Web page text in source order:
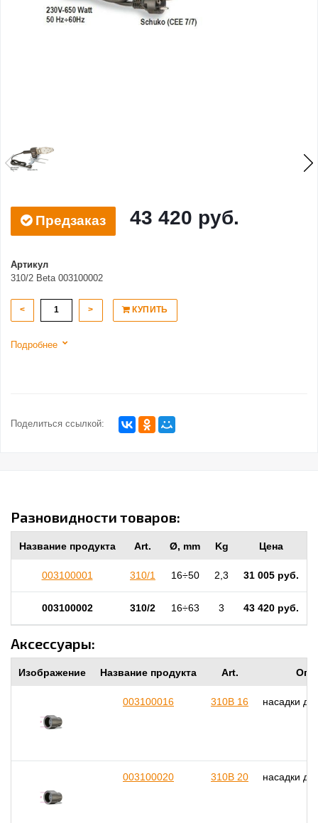
Предзаказ 43 420 руб.
Артикул
310/2 Beta 003100002
< > КУПИТЬ
Подробнее
Поделиться ссылкой:
Разновидности товаров:
Название продукта Art. Ø, mm Kg Цена
003100001 310/1 16÷50 2,3 31 005 руб.
003100002 310/2 16÷63 3 43 420 руб.
Аксессуары:
Изображение Название продукта Art.
003100016 310B 16 насадки
003100020 310B 20 насадки